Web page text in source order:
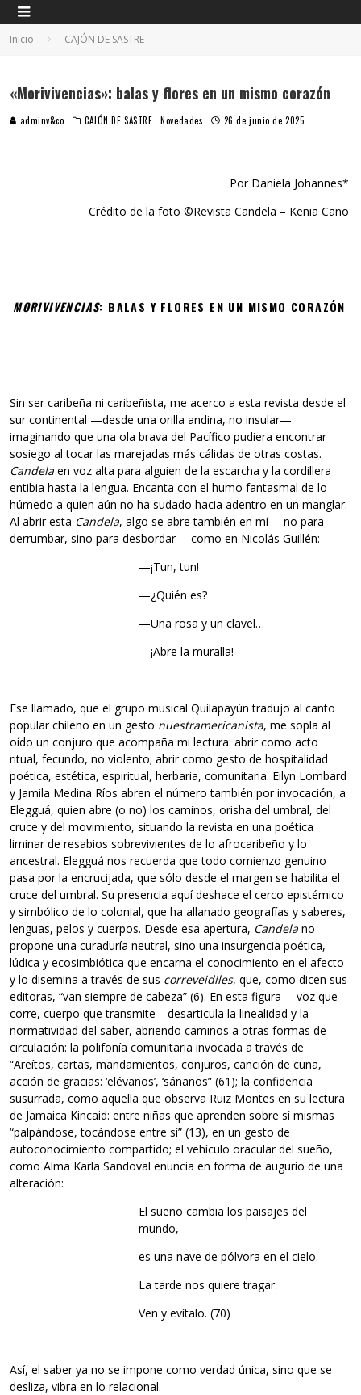
Inicio CAJÓN DE SASTRE
«Morivivencias»: balas y flores en un mismo corazón
adminv&co CAJÓN DE SASTRE Novedades 26 de junio de 2025
Por Daniela Johannes*
Crédito de la foto ©Revista Candela – Kenia Cano
MORIVIVENCIAS: BALAS Y FLORES EN UN MISMO CORAZÓN
Sin ser caribeña ni caribeñista, me acerco a esta revista desde el
sur continental —desde una orilla andina, no insular—
imaginando que una ola brava del Pacífico pudiera encontrar
sosiego al tocar las marejadas más cálidas de otras costas.
Candela en voz alta para alguien de la escarcha y la cordillera
entibia hasta la lengua. Encanta con el humo fantasmal de lo
húmedo a quien aún no ha sudado hacia adentro en un manglar.
Al abrir esta Candela, algo se abre también en mí —no para
derrumbar, sino para desbordar— como en Nicolás Guillén:
—¡Tun, tun!
—¿Quién es?
—Una rosa y un clavel…
—¡Abre la muralla!
Ese llamado, que el grupo musical Quilapayún tradujo al canto
popular chileno en un gesto nuestramericanista, me sopla al
oído un conjuro que acompaña mi lectura: abrir como acto
ritual, fecundo, no violento; abrir como gesto de hospitalidad
poética, estética, espiritual, herbaria, comunitaria. Eilyn Lombard
y Jamila Medina Ríos abren el número también por invocación, a
Elegguá, quien abre (o no) los caminos, orisha del umbral, del
cruce y del movimiento, situando la revista en una poética
liminar de resabios sobrevivientes de lo afrocaribeño y lo
ancestral. Elegguá nos recuerda que todo comienzo genuino
pasa por la encrucijada, que sólo desde el margen se habilita el
cruce del umbral. Su presencia aquí deshace el cerco epistémico
y simbólico de lo colonial, que ha allanado geografías y saberes,
lenguas, pelos y cuerpos. Desde esa apertura, Candela no
propone una curaduría neutral, sino una insurgencia poética,
lúdica y ecosimbiótica que encarna el conocimiento en el afecto
y lo disemina a través de sus correveidiles, que, como dicen sus
editoras, “van siempre de cabeza” (6). En esta figura —voz que
corre, cuerpo que transmite—desarticula la linealidad y la
normatividad del saber, abriendo caminos a otras formas de
circulación: la polifonía comunitaria invocada a través de
“Areítos, cartas, mandamientos, conjuros, canción de cuna,
acción de gracias: ‘elévanos’, ‘sánanos” (61); la confidencia
susurrada, como aquella que observa Ruiz Montes en su lectura
de Jamaica Kincaid: entre niñas que aprenden sobre sí mismas
“palpándose, tocándose entre sí” (13), en un gesto de
autoconocimiento compartido; el vehículo oracular del sueño,
como Alma Karla Sandoval enuncia en forma de augurio de una
alteración:
El sueño cambia los paisajes del
mundo,
es una nave de pólvora en el cielo.
La tarde nos quiere tragar.
Ven y evítalo. (70)
Así, el saber ya no se impone como verdad única, sino que se
desliza, vibra en lo relacional.